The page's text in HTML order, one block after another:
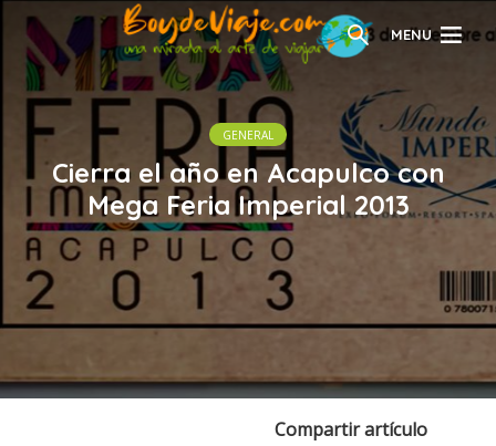
MENU
GENERAL
Cierra el año en Acapulco con
Mega Feria Imperial 2013
Compartir artículo